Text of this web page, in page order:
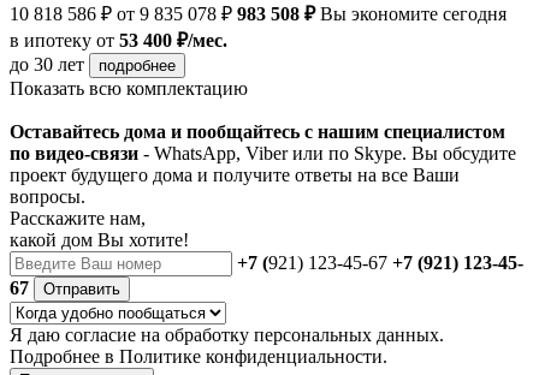
10 818 586 ₽ от 9 835 078 ₽ 983 508 ₽Вы экономите сегодня
в ипотеку от 53 400 ₽/мес.
до 30 лет
подробнее
Показать всю комплектацию
Оставайтесь дома и пообщайтесь с нашим специалистом
по видео-связи - WhatsApp, Viber или по Skype. Вы обсудите
проект будущего дома и получите ответы на все Ваши
вопросы.
Расскажите нам,
какой дом Вы хотите!
+7 (921) 123-45-67 +7 (921) 123-45-
67
Отправить
Я даю согласие на обработку персональных данных.
Подробнее в Политике конфиденциальности.